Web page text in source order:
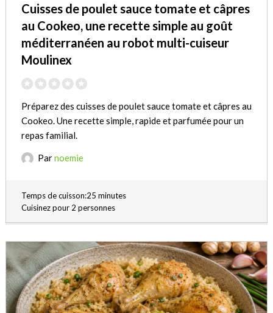
Cuisses de poulet sauce tomate et câpres
au Cookeo, une recette simple au goût
méditerranéen au robot multi-cuiseur
Moulinex
Préparez des cuisses de poulet sauce tomate et câpres au
Cookeo. Une recette simple, rapide et parfumée pour un
repas familial.
Parnoemie
Temps de cuisson:25 minutes
Cuisinez pour 2 personnes